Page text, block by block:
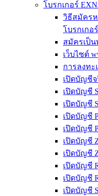
โบรกเกอร์
วิธีสมัคร
โบรกเกอ
สมัครเป็น
เว็บไซต์
การลงทะ
เปิดบัญชีจ
เปิดบัญชี
เปิดบัญชี
เปิดบัญชี
เปิดบัญชี
เปิดบัญชี
เปิดบัญชี
เปิดบัญชี
เปิดบัญชี
เปิดบัญชี